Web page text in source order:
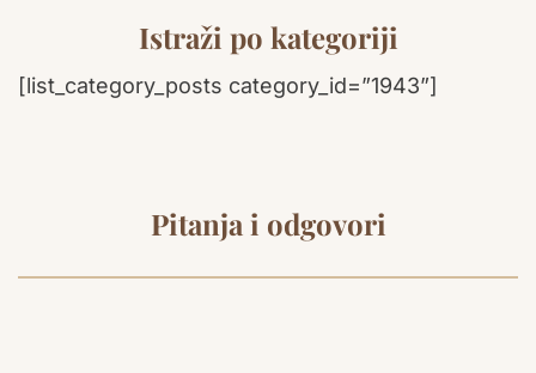
Istraži po kategoriji
[list_category_posts category_id=”1943”]
Pitanja i odgovori